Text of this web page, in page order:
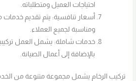
احتياجات العميل ومتطلباته.
أسعار تنافسية: يتم تقديم خدمات
ومناسبة لجميع العملاء.
خدمات شاملة: يشمل العمل
بالإضافة إلى أعمال الصيانة.
تركيب الرخام يشمل مجموعة متنوعة من